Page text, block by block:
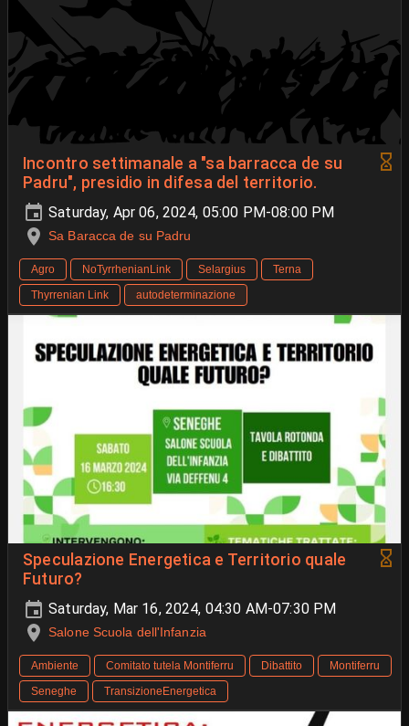
Incontro settimanale a "sa barracca de su
Padru", presidio in difesa del territorio.
Saturday, Apr 06, 2024, 05:00 PM-08:00 PM
Sa Baracca de su Padru
Agro NoTyrrhenianLink Selargius
Terna
Thyrrenian Link
autodeterminazione
Speculazione Energetica e Territorio quale
Futuro?
Saturday, Mar 16, 2024, 04:30 AM-07:30 PM
Salone Scuola dell'Infanzia
Ambiente Comitato tutela Montiferru Dibattito
Montiferru
Seneghe
TransizioneEnergetica